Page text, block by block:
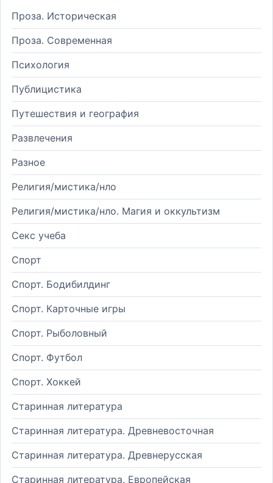
Проза. Историческая
Проза. Современная
Психология
Публицистика
Путешествия и география
Развлечения
Разное
Религия/мистика/нло
Религия/мистика/нло. Магия и оккультизм
Секс учеба
Спорт
Спорт. Бодибилдинг
Спорт. Карточные игры
Спорт. Рыболовный
Спорт. Футбол
Спорт. Хоккей
Старинная литература
Старинная литература. Древневосточная
Старинная литература. Древнерусская
Старинная литература. Европейская